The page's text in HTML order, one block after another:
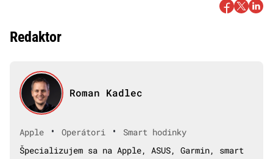
Redaktor
Roman Kadlec
Apple • Operátori •
Smart hodinky
Špecializujem sa na Apple, ASUS, Garmin, smart